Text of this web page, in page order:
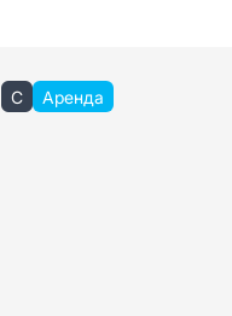
C Аренда